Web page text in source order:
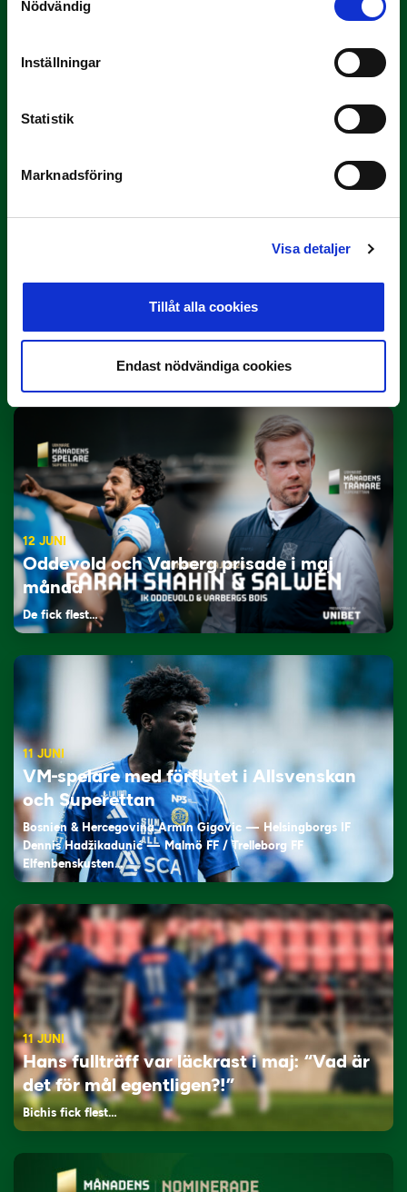
Nödvändig
Inställningar
Statistik
Marknadsföring
Visa detaljer
Tillåt alla cookies
Endast nödvändiga cookies
3 JULI
Här är de…
Lagerlöf tar över i Sandvikens IF
Tillbaka i hetluften…
12 JUNI
Oddevold och Varberg prisade i maj
månad
De fick flest…
11 JUNI
VM-spelare med förflutet i Allsvenskan
och Superettan
Bosnien & Hercegovina Armin Gigovic — Helsingborgs IF
Dennis Hadžikadunić — Malmö FF / Trelleborg FF
Elfenbenskusten…
11 JUNI
Hans fullträff var läckrast i maj: “Vad är
det för mål egentligen?!”
Bichis fick flest…